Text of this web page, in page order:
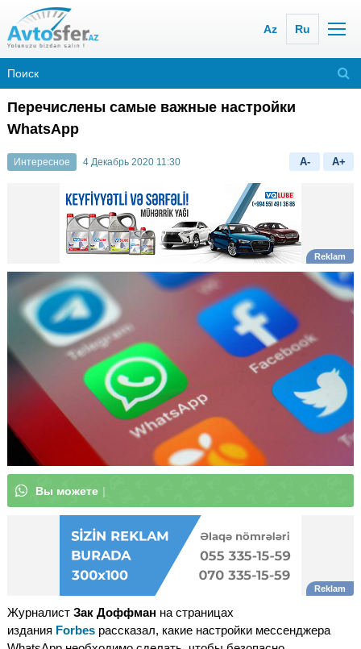
Az Ru
Перечислены самые важные настройки
WhatsApp
Интересное 4 Декабрь 2020 11:30 A- A+
Вы может|
Журналист Зак Доффман на страницах
издания Forbes рассказал, какие настройки мессенджера